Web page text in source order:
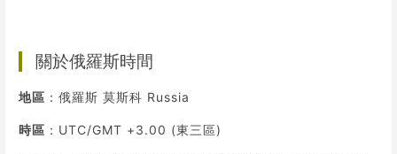
關於俄羅斯時間
地區 ：俄羅斯 莫斯科 Russia
時區 ：UTC/GMT +3.00 (東三區)